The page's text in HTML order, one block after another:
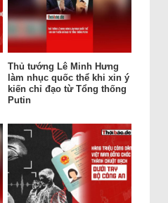
Thủ tướng Lê Minh Hưng
làm nhục quốc thể khi xin ý
kiến chỉ đạo từ Tổng thống
Putin